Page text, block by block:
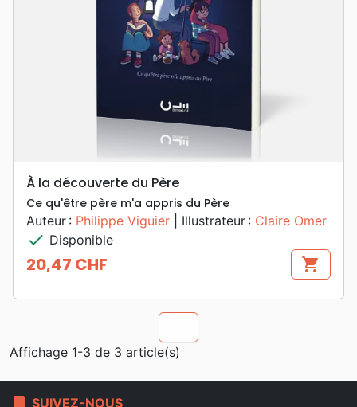
À la découverte du Père
Ce qu'être père m'a appris du Père
Auteur : Philippe Viguier | Illustrateur : Claire Omer
check Disponible
Prix
20,47 CHF shopping_cart
Affichage 1-3 de 3 article(s)
bookmark SUIVEZ-NOUS